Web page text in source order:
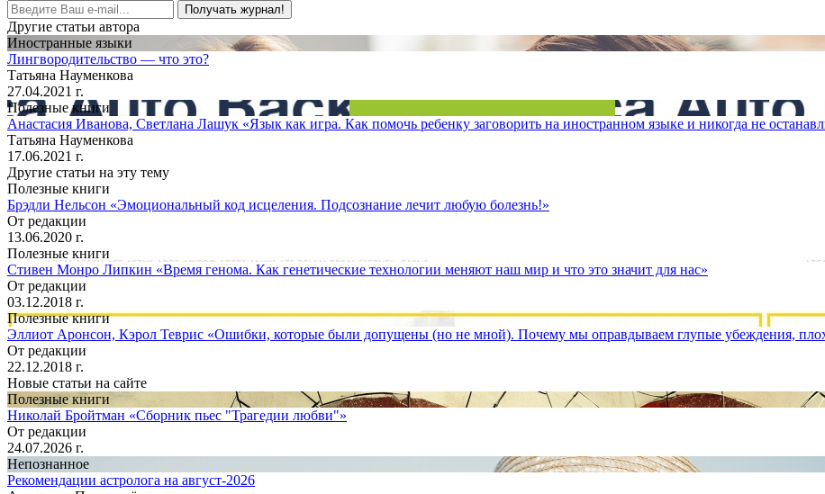
Получать журнал!
Другие статьи автора
Иностранные языки
Лингвородительство — что это?
Татьяна Науменкова
27.04.2021 г.
Полезные книги
Анастасия Иванова, Светлана Лашук «Язык как игра. Как помочь ребенку заговорить на иностранном языке и никогда не
Татьяна Науменкова
17.06.2021 г.
Другие статьи на эту тему
Полезные книги
Брэдли Нельсон «Эмоциональный код исцеления. Подсознание лечит любую болезнь!»
От редакции
13.06.2020 г.
Полезные книги
Стивен Монро Липкин «Время генома. Как генетические технологии меняют наш мир и что это значит для нас»
От редакции
03.12.2018 г.
Полезные книги
Эллиот Аронсон, Кэрол Теврис «Ошибки, которые были допущены (но не мной). Почему мы оправдываем глупые убеждения,
От редакции
22.12.2018 г.
Новые статьи на сайте
Полезные книги
Николай Бройтман «Сборник пьес "Трагедии любви"»
От редакции
24.07.2026 г.
Непознанное
Рекомендации астролога на август-2026